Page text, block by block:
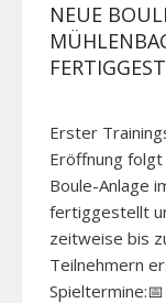
NEUE
Erster
Eröffnung folgt
Boule-Anlage
fertiggestellt
zeitweise bis
Teilnehmern